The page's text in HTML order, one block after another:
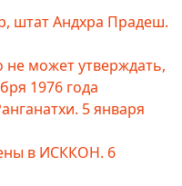
штат Андхра Прадеш.
не может утверждать,
1976 года
5 января
в ИСККОН. 6